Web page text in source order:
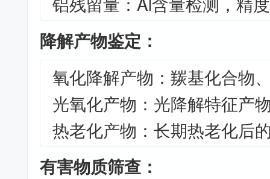
降解产物鉴定：
氧化降解产物：羰基化合物
光氧化产物：光降解特征产
热老化产物：长期热老化后
有害物质筛查：